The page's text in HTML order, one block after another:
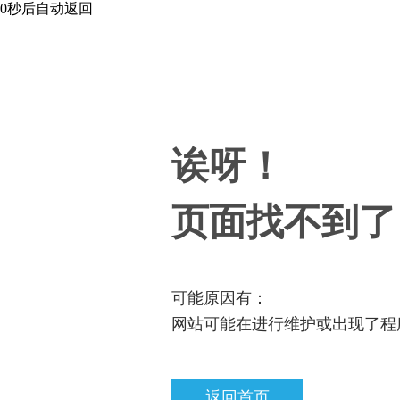
0秒后自动返回
诶呀！
页面找不到了
可能原因有：
网站可能在进行维护或出现了